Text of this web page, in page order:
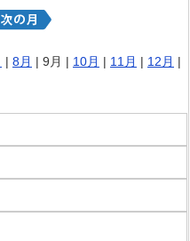
| 8月 | 9月 | 10月 | 11月 | 12月 |